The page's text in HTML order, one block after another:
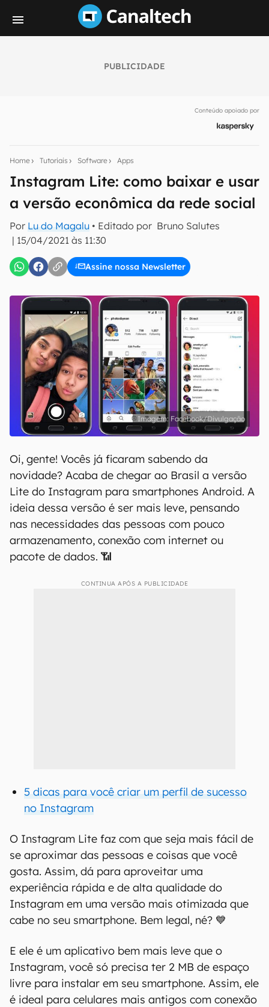
PUBLICIDADE
Conteúdo apoiado por
Home Tutoriais Software Apps
Instagram Lite: como baixar e usar
a versão econômica da rede social
Por Lu do Magalu • Editado por Bruno Salutes
| 15/04/2021 às 11:30
Assine nossa Newsletter
notícias e reviews sobre tecnologia em primeira
inscreva-se
Confirmo que li, aceito e concordo com os
Facebook/Divulgação
Oi, gente! Vocês já ficaram sabendo da
novidade? Acaba de chegar ao Brasil a versão
Lite do Instagram para smartphones Android. A
ideia dessa versão é ser mais leve, pensando
nas necessidades das pessoas com pouco
armazenamento, conexão com internet ou
pacote de dados. 📶
CONTINUA APÓS A PUBLICIDADE
5 dicas para você criar um perfil de sucesso
no Instagram
O Instagram Lite faz com que seja mais fácil de
se aproximar das pessoas e coisas que você
gosta. Assim, dá para aproveitar uma
experiência rápida e de alta qualidade do
Instagram em uma versão mais otimizada que
cabe no seu smartphone. Bem legal, né? 💙
E ele é um aplicativo bem mais leve que o
Instagram, você só precisa ter 2 MB de espaço
livre para instalar em seu smartphone. Assim, ele
é ideal para celulares mais antigos com conexão